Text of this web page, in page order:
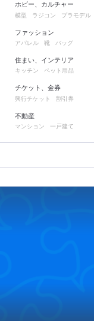
ホビー、カルチャー
模型 ラジコン プラモデル
ファッション
アパレル 靴 バッグ
住まい、インテリア
キッチン ペット用品
チケット、金券
興行チケット 割引券
不動産
マンション 一戸建て